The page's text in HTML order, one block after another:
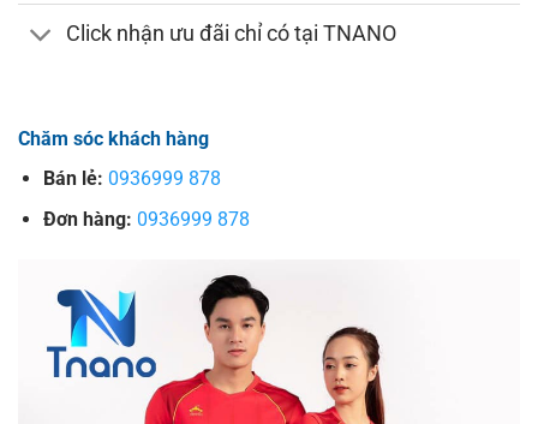
Click nhận ưu đãi chỉ có tại TNANO
Chăm sóc khách hàng
Bán lẻ: 0936999 878
Đơn hàng: 0936999 878